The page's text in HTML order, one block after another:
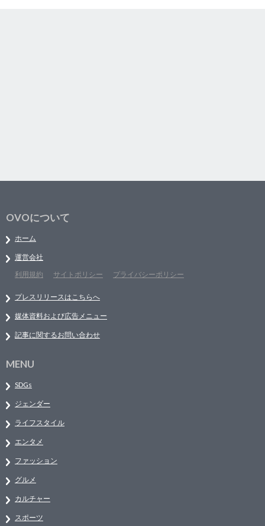
OVOについて
ホーム
運営会社
利用規約
サイトポリシー プライバシーポリシー
プレスリリースはこちらへ
媒体資料および広告メニュー
記事に関するお問い合わせ
MENU
SDGs
ジェンダー
ライフスタイル
エンタメ
ファッション
グルメ
カルチャー
スポーツ